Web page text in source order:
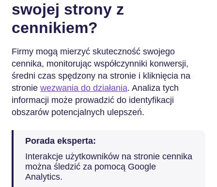
swojej strony z
cennikiem?
Firmy mogą mierzyć skuteczność swojego
cennika, monitorując współczynniki konwersji,
średni czas spędzony na stronie i kliknięcia na
stronie wezwania do działania. Analiza tych
informacji może prowadzić do identyfikacji
obszarów potencjalnych ulepszeń.
Porada eksperta:
Interakcje użytkowników na stronie cennika
można śledzić za pomocą Google
Analytics.